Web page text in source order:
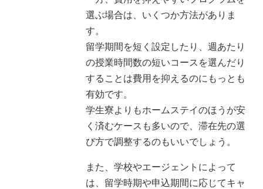
選ぶ場合は、いくつか方法がありま
す。
留学期間を短く設定したり、週あたり
の授業時間数の短いコースを選んだり
することは費用を抑えるのにもっとも
有効です。
学生寮よりもホームステイのほうが安
く済むケースも多いので、滞在先の選
び方で調整するのもいいでしょう。
また、学校やエージェントによって
は、留学時期や申込期間に応じてキャ